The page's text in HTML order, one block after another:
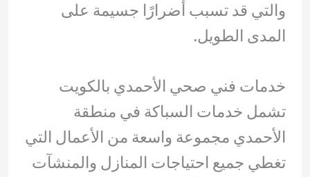
والتي قد تسبب أضرارًا جسيمة على
المدى الطويل.
خدمات فني صحي الأحمدي بالكويت
تشمل خدمات السباكة في منطقة
الأحمدي مجموعة واسعة من الأعمال التي
تغطي جميع احتياجات المنازل والمنشآت